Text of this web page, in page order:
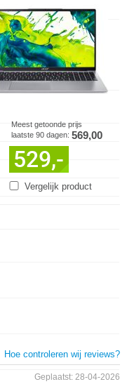
uit de oceaan in
en rand; Toetsen
consumenten gebruikt
Vergelijk product
Meest getoonde prijs
laatste 90 dagen: 569,00
529,-
Hoe controleren wij reviews?
Geplaatst: 28-04-2026